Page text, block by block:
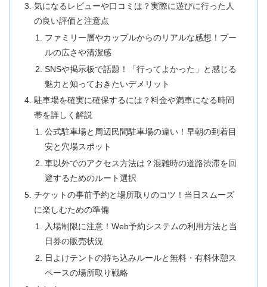
気になるレビューや口コミは？実際に遊びに行った人
の良い評価と注意点
ファミリー層やカップルからのリアルな感想！プー
ルの広さや清潔感
SNSや掲示板で話題！「行ってよかった」と感じる
魅力と知っておきたいデメリット
駐車場を確実に確保するには？料金や満車になる時間
帯を詳しく解説
公式駐車場と周辺民間駐車場の違い！早朝の到着目
安と穴場スポット
車以外でのアクセス方法は？混雑時の道路渋滞を回
避するためのルート選択
チケットの事前予約と場所取りのコツ！当日スムーズ
に楽しむための準備
入場制限に注意！Web予約システムの利用方法と当
日券の販売状況
日よけテントの持ち込みルールと無料・有料休憩ス
ペースの場所取り戦略